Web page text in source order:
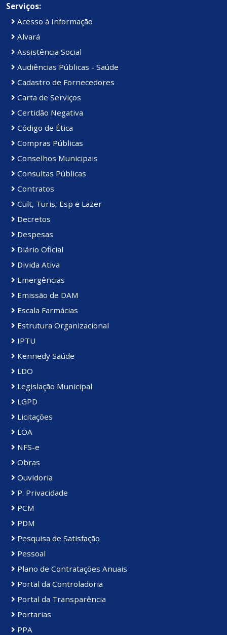
Serviços:
Acesso à Informação
Alvará
Assistência Social
Audiências Públicas - Saúde
Cadastro de Fornecedores
Carta de Serviços
Certidão Negativa
Código de Ética
Compras Públicas
Conselhos Municipais
Consultas Públicas
Contratos
Cult, Turis, Esp e Lazer
Decretos
Despesas
Diário Oficial
Divida Ativa
Emergências
Emissão de DAM
Escala Farmácias
Estrutura Organizacional
IPTU
Kennedy Saúde
LDO
Legislação Municipal
LGPD
Licitações
LOA
NFS-e
Obras
Ouvidoria
P. Privacidade
PCM
PDM
Pesquisa de Satisfação
Pessoal
Plano de Contratações Anuais
Portal da Controladoria
Portal da Transparência
Portarias
PPA